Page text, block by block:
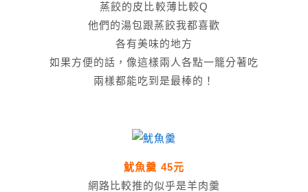
蒸餃的皮比較薄比較Q
他們的湯包跟蒸餃我都喜歡
各有美味的地方
如果方便的話，像這樣兩人各點一籠分著吃
兩樣都能吃到是最棒的！
魷魚羹 45元
網路比較推的似乎是羊肉羹